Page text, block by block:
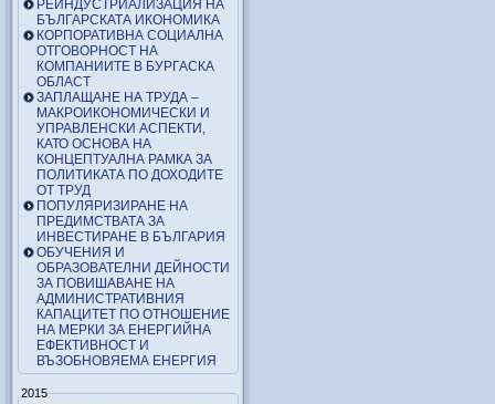
РЕИНДУСТРИАЛИЗАЦИЯ НА
БЪЛГАРСКАТА ИКОНОМИКА
КОРПОРАТИВНА СОЦИАЛНА
ОТГОВОРНОСТ НА
КОМПАНИИТЕ В БУРГАСКА
ОБЛАСТ
ЗАПЛАЩАНЕ НА ТРУДА –
МАКРОИКОНОМИЧЕСКИ И
УПРАВЛЕНСКИ АСПЕКТИ,
КАТО ОСНОВА НА
КОНЦЕПТУАЛНА РАМКА ЗА
ПОЛИТИКАТА ПО ДОХОДИТЕ
ОТ ТРУД
ПОПУЛЯРИЗИРАНЕ НА
ПРЕДИМСТВАТА ЗА
ИНВЕСТИРАНЕ В БЪЛГАРИЯ
ОБУЧЕНИЯ И
ОБРАЗОВАТЕЛНИ ДЕЙНОСТИ
ЗА ПОВИШАВАНЕ НА
АДМИНИСТРАТИВНИЯ
КАПАЦИТЕТ ПО ОТНОШЕНИЕ
НА МЕРКИ ЗА ЕНЕРГИЙНА
ЕФЕКТИВНОСТ И
ВЪЗОБНОВЯЕМА ЕНЕРГИЯ
2015